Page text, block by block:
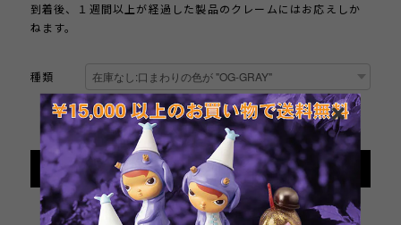
到着後、１週間以上が経過した製品のクレームにはお応えしか
ねます。
種類
International shipping available
Sold out
日本国内にお住まいの方向け